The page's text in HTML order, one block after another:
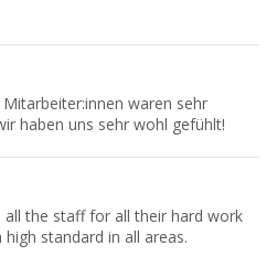
waren sehr
haben uns sehr wohl gefühlt!
all the staff for all their hard work
standard in all areas.